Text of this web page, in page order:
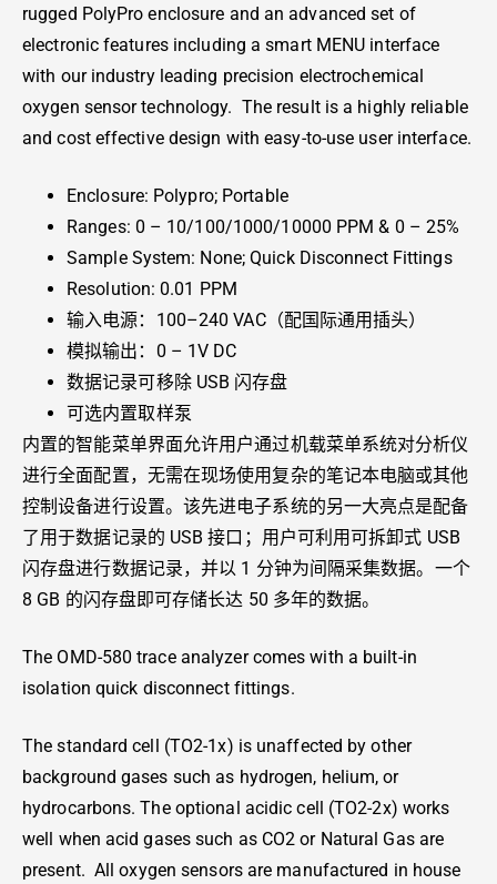
rugged PolyPro enclosure and an advanced set of
electronic features including a smart MENU interface
with our industry leading precision electrochemical
oxygen sensor technology. The result is a highly reliable
and cost effective design with easy-to-use user interface.
Enclosure: Polypro; Portable
Ranges: 0 – 10/100/1000/10000 PPM & 0 – 25%
Sample System: None; Quick Disconnect Fittings
Resolution: 0.01 PPM
输入电源：100–240 VAC（配国际通用插头）
模拟输出：0 – 1V DC
数据记录可移除 USB 闪存盘
可选内置取样泵
内置的智能菜单界面允许用户通过机载菜单系统对分析仪
进行全面配置，无需在现场使用复杂的笔记本电脑或其他
控制设备进行设置。该先进电子系统的另一大亮点是配备
了用于数据记录的 USB 接口；用户可利用可拆卸式 USB
闪存盘进行数据记录，并以 1 分钟为间隔采集数据。一个
8 GB 的闪存盘即可存储长达 50 多年的数据。
The OMD-580 trace analyzer comes with a built-in
isolation quick disconnect fittings.
The standard cell (TO2-1x) is unaffected by other
background gases such as hydrogen, helium, or
hydrocarbons. The optional acidic cell (TO2-2x) works
well when acid gases such as CO2 or Natural Gas are
present. All oxygen sensors are manufactured in house